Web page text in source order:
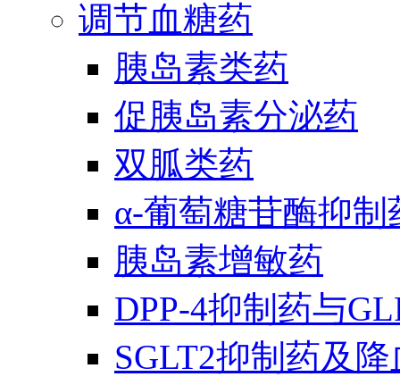
调节血糖药
胰岛素类药
促胰岛素分泌药
双胍类药
α-葡萄糖苷酶抑制
胰岛素增敏药
DPP-4抑制药与
SGLT2抑制药及